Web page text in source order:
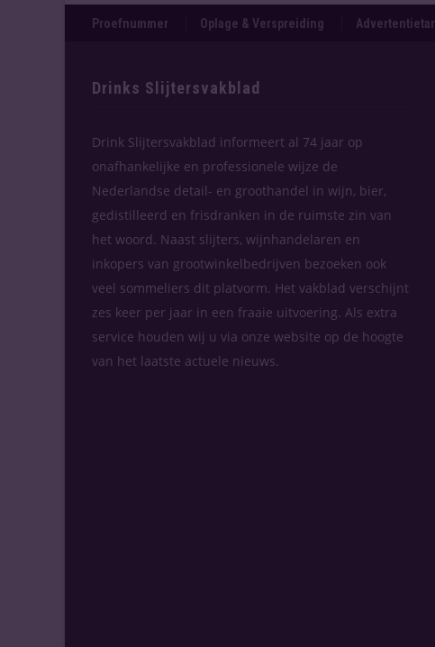
Proefnummer Oplage & Verspreiding
Drinks Slijtersvakblad
Drink Slijtersvakblad informeert al 74 jaar op
onafhankelijke en professionele wijze de
Nederlandse detail- en groothandel in wijn, bier,
gedistilleerd en frisdranken in de ruimste zin van
het woord. Naast slijters, wijnhandelaren en
inkopers van grootwinkelbedrijven bezoeken ook
veel sommeliers dit platvorm. Het vakblad verschijnt
zes keer per jaar in een fraaie uitvoering. Als extra
service houden wij u via onze website op de hoogte
van het laatste actuele nieuws.